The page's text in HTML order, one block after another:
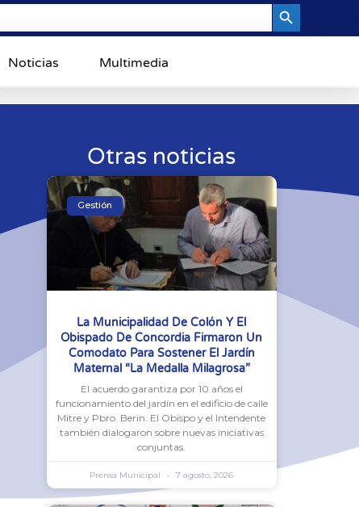
Noticias Multimedia
Otras noticias
Gestión
La Municipalidad De Colón Y El
Obispado De Concordia Firmaron Un
Comodato Para Sostener El Jardín
Maternal “La Medalla Milagrosa”
El acuerdo garantiza por 10 años el
funcionamiento del jardín en el edificio de calle
Mitre y Pbro. Berin. El Obispo y el Intendente
también dialogaron sobre nuevas iniciativas
conjuntas.
Prensa Municipal 7 agosto, 2026